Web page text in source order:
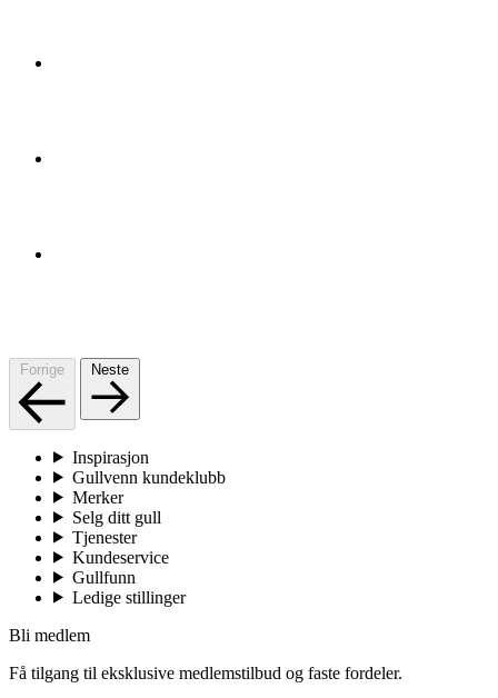
Forrige Neste
Inspirasjon
Gullvenn kundeklubb
Merker
Selg ditt gull
Tjenester
Kundeservice
Gullfunn
Ledige stillinger
Bli medlem
Få tilgang til eksklusive medlemstilbud og faste fordeler.